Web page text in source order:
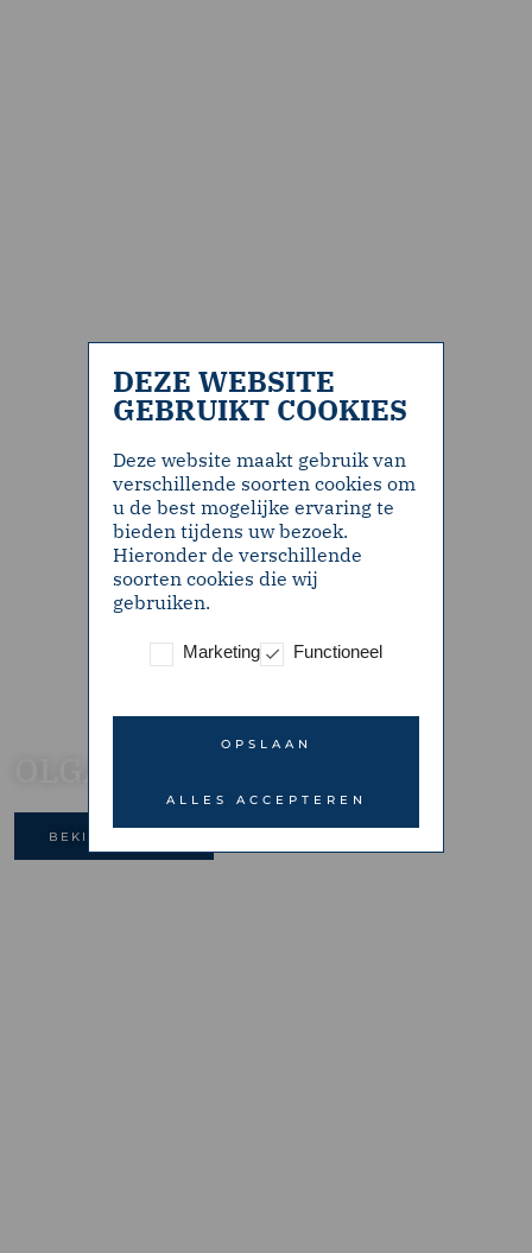
BEKIJK GALERIJ
DEZE WEBSITE
GEBRUIKT COOKIES
Deze website maakt gebruik van
verschillende soorten cookies om
u de best mogelijke ervaring te
bieden tijdens uw bezoek.
Hieronder de verschillende
soorten cookies die wij
gebruiken.
Marketing Functioneel
OPSLAAN
ALLES ACCEPTEREN